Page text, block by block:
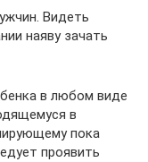
Видеть
наяву зачать
в любом виде
в
пока
проявить